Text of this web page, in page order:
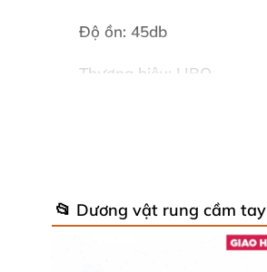
Độ ồn: 45db
Thương hiệu: LIBO
📂 Dương vật rung cầm tay